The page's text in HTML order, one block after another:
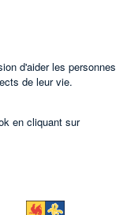
d'aider les personnes
de leur vie.
en cliquant sur